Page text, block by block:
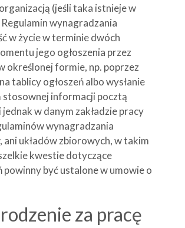
(jeśli taka istnieje w
wynagradzania
w życie w terminie dwóch
jego ogłoszenia przez
określonej formie, np. poprzez
tablicy ogłoszeń albo wysłanie
stosownej informacji pocztą
jednak w danym zakładzie pracy
wynagradzania
ani układów zbiorowych, w takim
kwestie dotyczące
być ustalone w umowie o
za pracę